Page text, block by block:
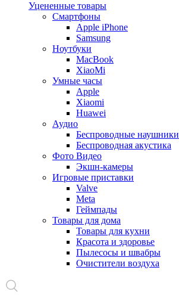
Уцененные товары
Cмартфоны
Apple iPhone
Samsung
Ноутбуки
MacBook
XiaoMi
Умные часы
Apple
Xiaomi
Huawei
Аудио
Беспроводные наушники
Беспроводная акустика
Фото Видео
Экшн-камеры
Игровые приставки
Valve
Meta
Геймпады
Товары для дома
Товары для кухни
Красота и здоровье
Пылесосы и швабры
Очистители воздуха